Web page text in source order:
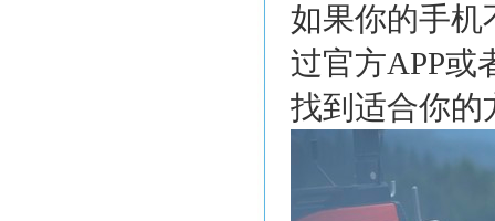
如果你的手机
过官方APP或
找到适合你的